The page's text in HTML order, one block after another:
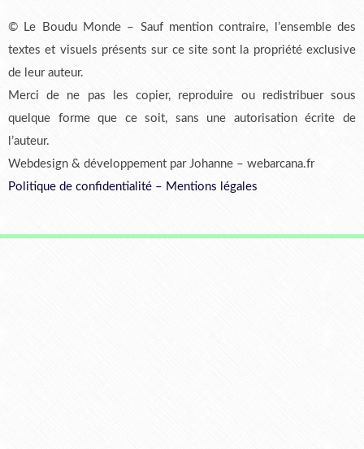
© Le Boudu Monde – Sauf mention contraire, l’ensemble des
textes et visuels présents sur ce site sont la propriété exclusive
de leur auteur.
Merci de ne pas les copier, reproduire ou redistribuer sous
quelque forme que ce soit, sans une autorisation écrite de
l’auteur.
Webdesign & développement par Johanne – webarcana.fr
Politique de confidentialité – Mentions légales